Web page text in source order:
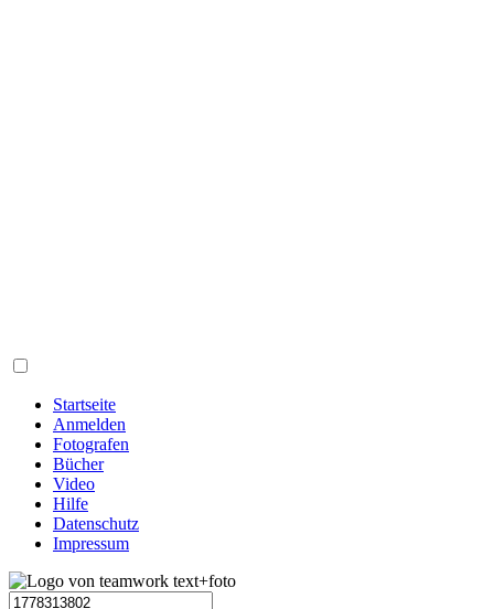
Startseite
Anmelden
Fotografen
Bücher
Video
Hilfe
Datenschutz
Impressum